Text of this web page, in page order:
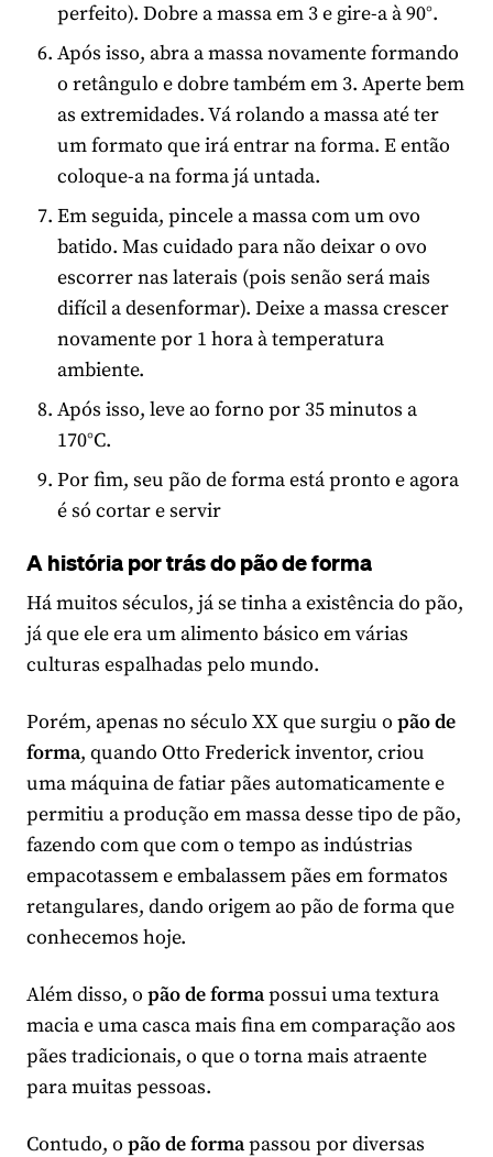
perfeito). Dobre a massa em 3 e gire-a à 90°.
Após isso, abra a massa novamente formando
o retângulo e dobre também em 3. Aperte bem
as extremidades. Vá rolando a massa até ter
um formato que irá entrar na forma. E então
coloque-a na forma já untada.
Em seguida, pincele a massa com um ovo
batido. Mas cuidado para não deixar o ovo
escorrer nas laterais (pois senão será mais
difícil a desenformar). Deixe a massa crescer
novamente por 1 hora à temperatura
ambiente.
Após isso, leve ao forno por 35 minutos a
170°C.
Por fim, seu pão de forma está pronto e agora
é só cortar e servir
A história por trás do pão de forma
Há muitos séculos, já se tinha a existência do pão,
já que ele era um alimento básico em várias
culturas espalhadas pelo mundo.
Porém, apenas no século XX que surgiu o pão de
forma, quando Otto Frederick inventor, criou
uma máquina de fatiar pães automaticamente e
permitiu a produção em massa desse tipo de pão,
fazendo com que com o tempo as indústrias
empacotassem e embalassem pães em formatos
retangulares, dando origem ao pão de forma que
conhecemos hoje.
Além disso, o pão de formapossui uma textura
macia e uma casca mais fina em comparação aos
pães tradicionais, o que o torna mais atraente
para muitas pessoas.
Contudo, o pão de formapassou por diversas